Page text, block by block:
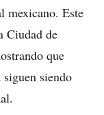
mexicano. Este
Ciudad de
que
siendo